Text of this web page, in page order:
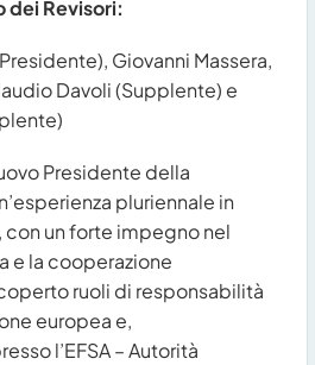
dei Revisori:
Giovanni Massera,
Davoli (Supplente) e
Presidente della
pluriennale in
un forte impegno nel
e la cooperazione
ruoli di responsabilità
europea e,
l’EFSA – Autorità